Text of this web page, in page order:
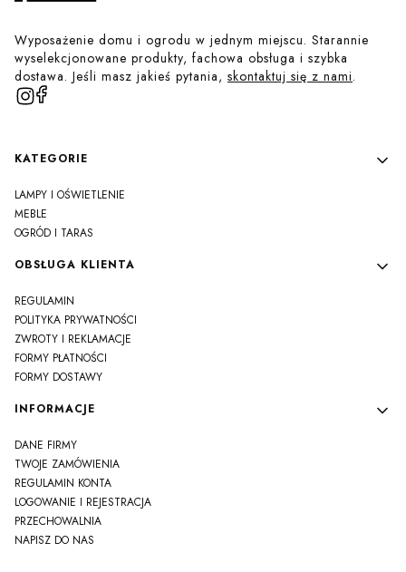
Wyposażenie domu i ogrodu w jednym miejscu. Starannie
wyselekcjonowane produkty, fachowa obsługa i szybka
dostawa. Jeśli masz jakieś pytania, skontaktuj się z nami.
Linki w stopce
KATEGORIE
LAMPY I OŚWIETLENIE
MEBLE
OGRÓD I TARAS
OBSŁUGA KLIENTA
REGULAMIN
POLITYKA PRYWATNOŚCI
ZWROTY I REKLAMACJE
FORMY PŁATNOŚCI
FORMY DOSTAWY
INFORMACJE
DANE FIRMY
TWOJE ZAMÓWIENIA
REGULAMIN KONTA
LOGOWANIE I REJESTRACJA
PRZECHOWALNIA
NAPISZ DO NAS